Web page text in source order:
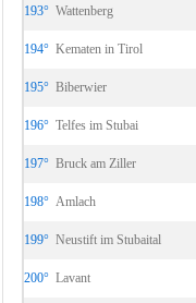
193° Wattenberg
194° Kematen in Tirol
195° Biberwier
196° Telfes im Stubai
197° Bruck am Ziller
198° Amlach
199° Neustift im Stubaital
200° Lavant